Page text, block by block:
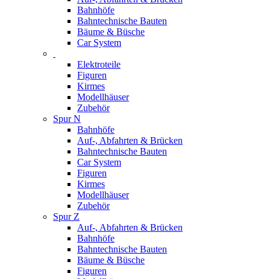
Bahnhöfe
Bahntechnische Bauten
Bäume & Büsche
Car System
Elektroteile
Figuren
Kirmes
Modellhäuser
Zubehör
Spur N
Bahnhöfe
Auf-, Abfahrten & Brücken
Bahntechnische Bauten
Car System
Figuren
Kirmes
Modellhäuser
Zubehör
Spur Z
Auf-, Abfahrten & Brücken
Bahnhöfe
Bahntechnische Bauten
Bäume & Büsche
Figuren